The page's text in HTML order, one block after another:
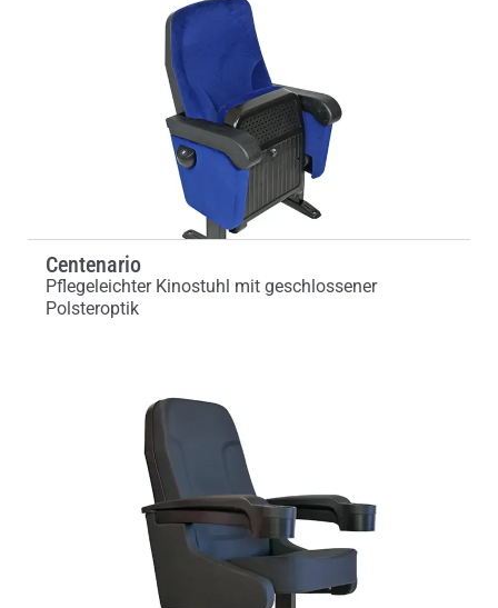
Centenario
Pflegeleichter Kinostuhl mit geschlossener
Polsteroptik